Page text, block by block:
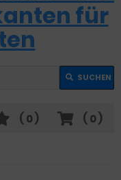
für
SUCHEN
( 0 )
( 0 )